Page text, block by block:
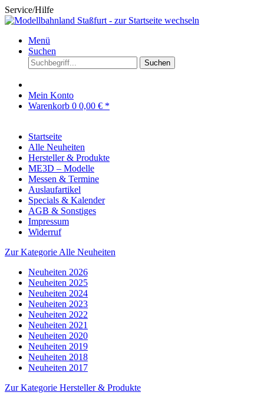
Service/Hilfe
Menü
Suchen
Suchen
Mein Konto
Warenkorb 0 0,00 € *
Startseite
Alle Neuheiten
Hersteller & Produkte
ME3D – Modelle
Messen & Termine
Auslaufartikel
Specials & Kalender
AGB & Sonstiges
Impressum
Widerruf
Zur Kategorie Alle Neuheiten
Neuheiten 2026
Neuheiten 2025
Neuheiten 2024
Neuheiten 2023
Neuheiten 2022
Neuheiten 2021
Neuheiten 2020
Neuheiten 2019
Neuheiten 2018
Neuheiten 2017
Zur Kategorie Hersteller & Produkte